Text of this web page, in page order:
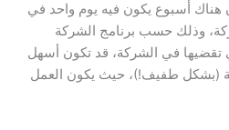
هناك أسبوع يكون فيه يوم واحد في
وذلك حسب برنامج الشركة
تقضيها في الشركة، قد تكون أسهل
(بشكل طفيف!)، حيث يكون العمل